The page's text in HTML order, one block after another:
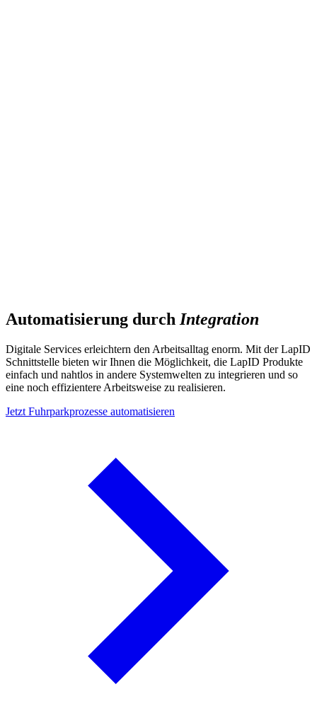
Automatisierung durch Integration
Digitale Services erleichtern den Arbeitsalltag enorm. Mit der LapID
Schnittstelle bieten wir Ihnen die Möglichkeit, die LapID Produkte
einfach und nahtlos in andere Systemwelten zu integrieren und so
eine noch effizientere Arbeitsweise zu realisieren.
Jetzt Fuhrparkprozesse automatisieren